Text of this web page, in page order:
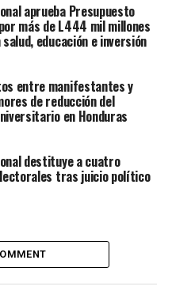
aprueba Presupuesto
más de L444 mil millones
educación e inversión
entre manifestantes y
de reducción del
en Honduras
destituye a cuatro
tras juicio político